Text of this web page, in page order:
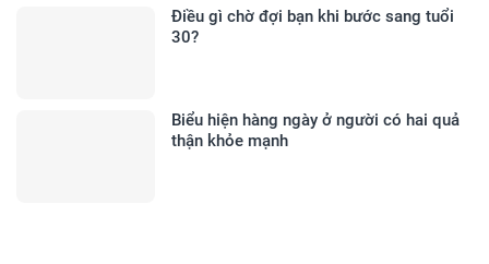
Điều gì chờ đợi bạn khi bước sang tuổi
30?
Biểu hiện hàng ngày ở người có hai quả
thận khỏe mạnh